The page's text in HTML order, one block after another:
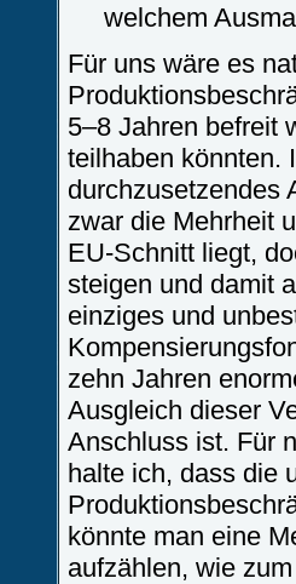
welchem
Für uns wäre es
5–8 Jahren befreit
teilhaben könnten.
durchzusetzendes
zwar die Mehrheit
EU-Schnitt liegt,
steigen und damit
einziges und
zehn Jahren
Ausgleich dieser
Anschluss ist. Für
halte ich, dass die
könnte man eine
aufzählen, wie